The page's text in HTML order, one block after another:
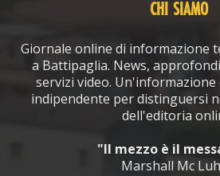
CHI SIAMO
Giornale online di informazione
a Battipaglia. News,
servizi video. Un'informazione
indipendente per distinguersi
dell'editoria
"Il mezzo è il
Marshall Mc